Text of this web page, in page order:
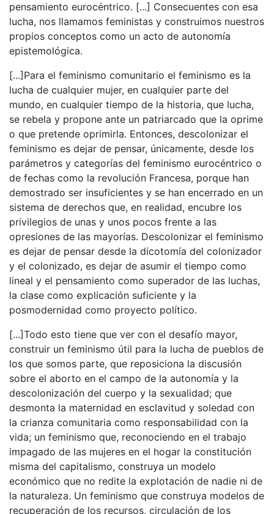
pensamiento eurocéntrico. [...] Consecuentes con esa
lucha, nos llamamos feministas y construimos nuestros
propios conceptos como un acto de autonomía
epistemológica.
[...]Para el feminismo comunitario el feminismo es la
lucha de cualquier mujer, en cualquier parte del
mundo, en cualquier tiempo de la historia, que lucha,
se rebela y propone ante un patriarcado que la oprime
o que pretende oprimirla. Entonces, descolonizar el
feminismo es dejar de pensar, únicamente, desde los
parámetros y categorías del feminismo eurocéntrico o
de fechas como la revolución Francesa, porque han
demostrado ser insuficientes y se han encerrado en un
sistema de derechos que, en realidad, encubre los
privilegios de unas y unos pocos frente a las
opresiones de las mayorías. Descolonizar el feminismo
es dejar de pensar desde la dicotomía del colonizador
y el colonizado, es dejar de asumir el tiempo como
lineal y el pensamiento como superador de las luchas,
la clase como explicación suficiente y la
posmodernidad como proyecto político.
[...]Todo esto tiene que ver con el desafío mayor,
construir un feminismo útil para la lucha de pueblos de
los que somos parte, que reposiciona la discusión
sobre el aborto en el campo de la autonomía y la
descolonización del cuerpo y la sexualidad; que
desmonta la maternidad en esclavitud y soledad con
la crianza comunitaria como responsabilidad con la
vida; un feminismo que, reconociendo en el trabajo
impagado de las mujeres en el hogar la constitución
misma del capitalismo, construya un modelo
económico que no redite la explotación de nadie ni de
la naturaleza. Un feminismo que construya modelos de
recuperación de los recursos, circulación de los